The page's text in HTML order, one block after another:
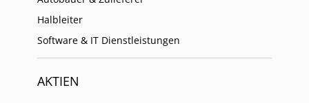
Halbleiter
Software & IT Dienstleistungen
AKTIEN